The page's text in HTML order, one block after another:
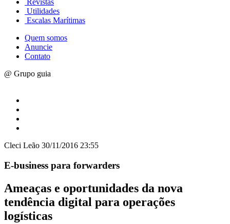
Revistas
Utilidades
Escalas Marítimas
Quem somos
Anuncie
Contato
@ Grupo guia
Cleci Leão 30/11/2016 23:55
E-business para forwarders
Ameaças e oportunidades da nova
tendência digital para operações
logísticas